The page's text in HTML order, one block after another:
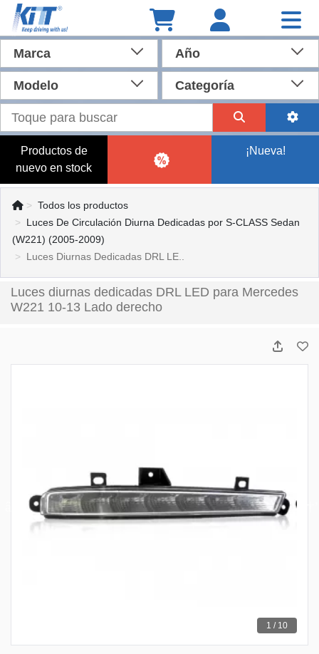
Marca Año
Modelo Categoría
Productos de
nuevo en stock
¡Nueva!
Todos los productos
Luces De Circulación Diurna Dedicadas por S-CLASS Sedan
(W221) (2005-2009)
Luces Diurnas Dedicadas DRL LE..
Luces diurnas dedicadas DRL LED para Mercedes
W221 10-13 Lado derecho
1 / 10